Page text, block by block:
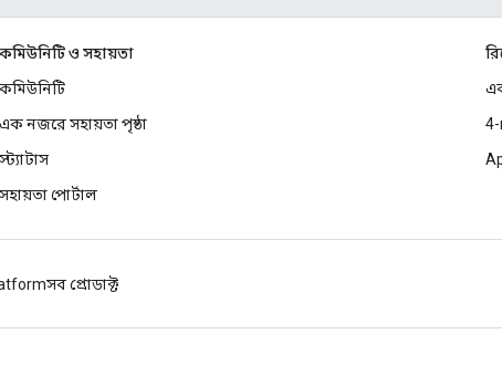
কমিউনিটি ও সহায়তা
কমিউনিটি
এক নজরে সহায়তা পৃষ্ঠা
স্ট্যাটাস
সহায়তা পোর্টাল
সব প্রোডাক্ট